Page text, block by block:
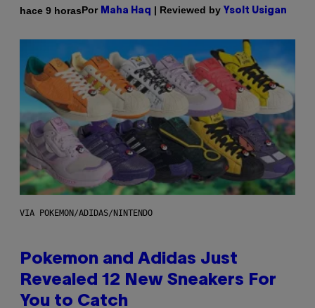
hace 9 horasPor Maha Haq | Reviewed by Ysolt Usigan
VIA POKEMON/ADIDAS/NINTENDO
Pokemon and Adidas Just
Revealed 12 New Sneakers For
You to Catch